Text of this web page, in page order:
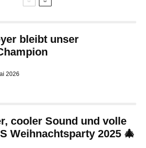
bleibt unser
2026
cooler Sound und volle
Weihnachtsparty 2025 🎄